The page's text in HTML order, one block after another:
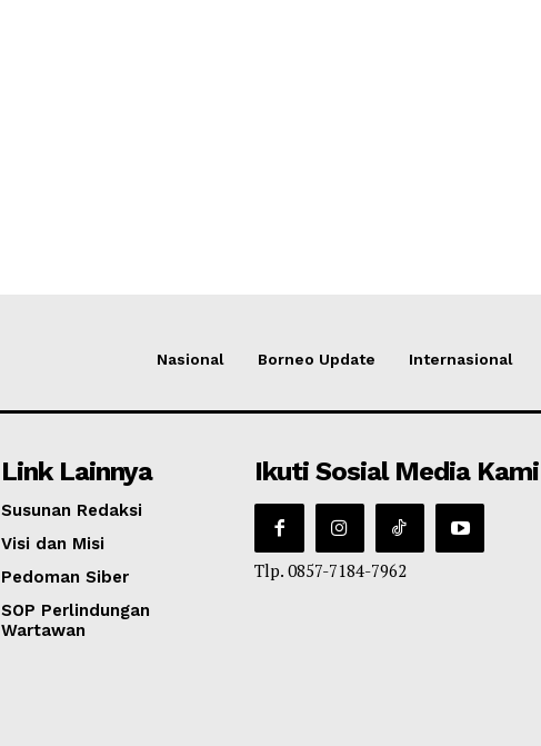
Nasional Borneo Update Internasional
Link Lainnya
Susunan Redaksi
Visi dan Misi
Pedoman Siber
SOP Perlindungan
Wartawan
Ikuti Sosial Media Kami
Tlp. 0857-7184-7962